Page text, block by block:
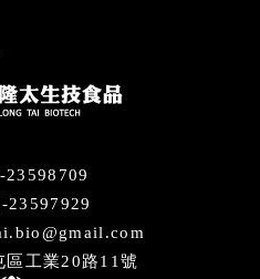
23598709
23597929
區工業20路11號